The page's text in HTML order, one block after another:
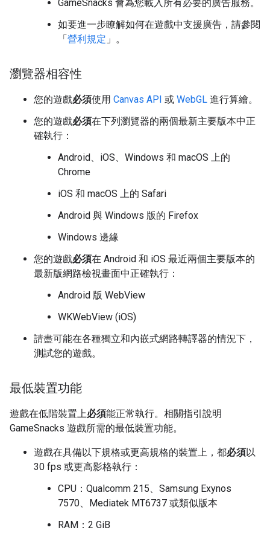
GameSnacks 會為您載入所有必要的廣告服務。
如要進一步瞭解如何在遊戲中支援廣告，請參閱
「營利規定 」。
瀏覽器相容性
您的遊戲必須使用 Canvas API 或 WebGL 進行算繪。
您的遊戲必須在下列瀏覽器的兩個最新主要版本中正
確執行：
Android、iOS、Windows 和 macOS 上的
Chrome
iOS 和 macOS 上的 Safari
Android 與 Windows 版的 Firefox
Windows 邊緣
您的遊戲必須在 Android 和 iOS 最近兩個主要版本的
最新版網路檢視畫面中正確執行：
Android 版 WebView
WKWebView (iOS)
請盡可能在各種獨立和內嵌式網路轉譯器的情況下，
測試您的遊戲。
最低裝置功能
遊戲在低階裝置上必須能正常執行。相關指引說明
GameSnacks 遊戲所需的最低裝置功能。
遊戲在具備以下規格或更高規格的裝置上，都必須以
30 fps 或更高影格執行：
CPU：Qualcomm 215、Samsung Exynos
7570、Mediatek MT6737 或類似版本
RAM：2 GiB